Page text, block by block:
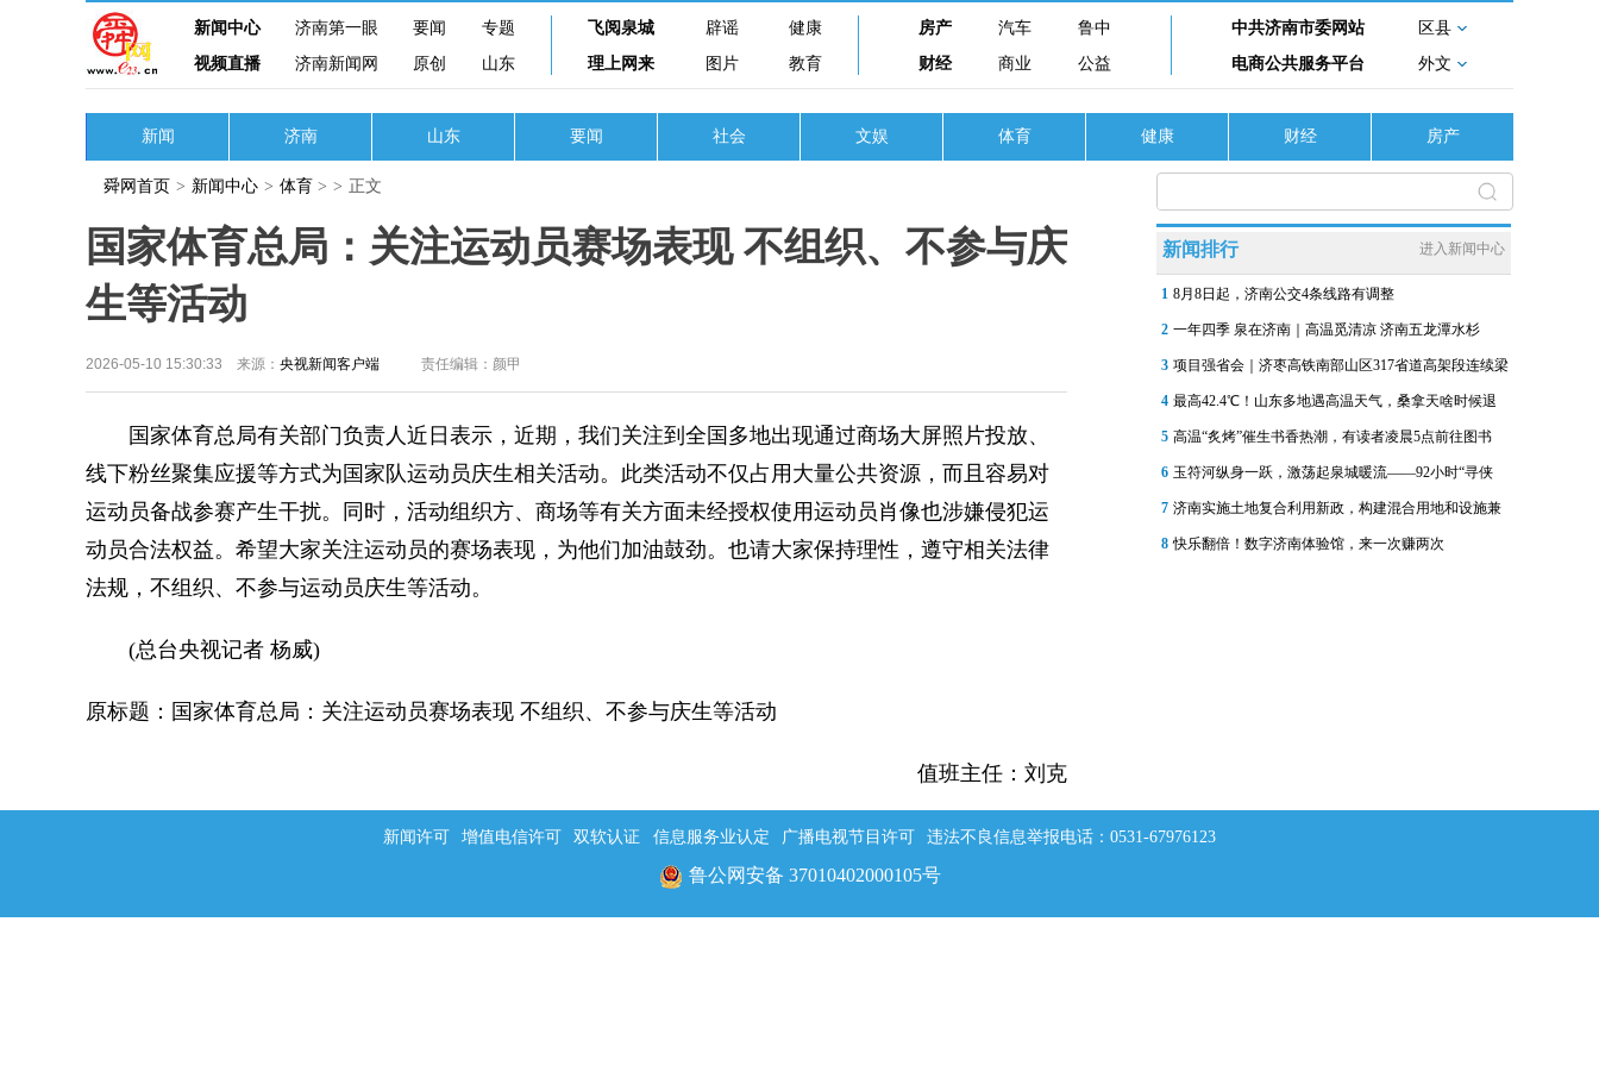
新闻中心 济南第一眼 要闻
专题
视频直播
济南新闻网 原创 山东
飞阅泉城 辟谣
健康
理上网来
图片 教育
房产 汽车
鲁中
财经
商业 公益
中共济南市委网站
区县
电商公共服务平台
外文
新闻 济南 山东 要闻 社会 文娱 体育 健康 财经 房产
舜网首页 > 新闻中心 > 体育 > > 正文
国家体育总局：关注运动员赛场表现 不组织、不参与庆
生等活动
2026-05-10 15:30:33 来源： 央视新闻客户端 责任编辑：颜甲
国家体育总局有关部门负责人近日表示，近期，我们关注到全国多地出现通过商场大屏照片投放、
线下粉丝聚集应援等方式为国家队运动员庆生相关活动。此类活动不仅占用大量公共资源，而且容易对
运动员备战参赛产生干扰。同时，活动组织方、商场等有关方面未经授权使用运动员肖像也涉嫌侵犯运
动员合法权益。希望大家关注运动员的赛场表现，为他们加油鼓劲。也请大家保持理性，遵守相关法律
法规，不组织、不参与运动员庆生等活动。
(总台央视记者 杨威)
原标题：国家体育总局：关注运动员赛场表现 不组织、不参与庆生等活动
值班主任：刘克
新闻排行 进入新闻中心
1 8月8日起，济南公交4条线路有调整
2 一年四季 泉在济南｜高温觅清凉 济南五龙潭水杉
3 项目强省会｜济枣高铁南部山区317省道高架段连续梁
4 最高42.4℃！山东多地遇高温天气，桑拿天啥时候退
5 高温“炙烤”催生书香热潮，有读者凌晨5点前往图书
6 玉符河纵身一跃，激荡起泉城暖流——92小时“寻侠
7 济南实施土地复合利用新政，构建混合用地和设施兼
8 快乐翻倍！数字济南体验馆，来一次赚两次
新闻许可 增值电信许可 双软认证 信息服务业认定 广播电视节目许可 违法不良信息举报电话：0531-67976123
鲁公网安备 37010402000105号